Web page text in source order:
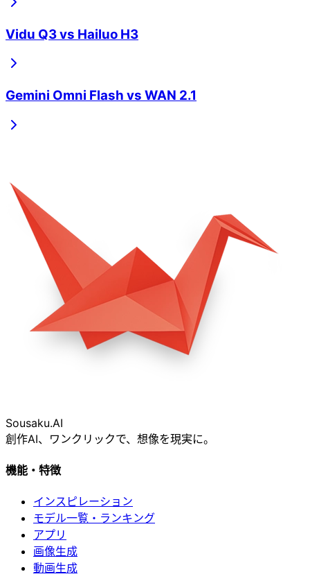
Vidu Q3vs Hailuo H3
Gemini Omni Flash vs WAN 2.1
Sousaku.AI
創作AI、ワンクリックで、想像を現実に。
機能・特徴
インスピレーション
モデル一覧・ランキング
アプリ
画像生成
動画生成